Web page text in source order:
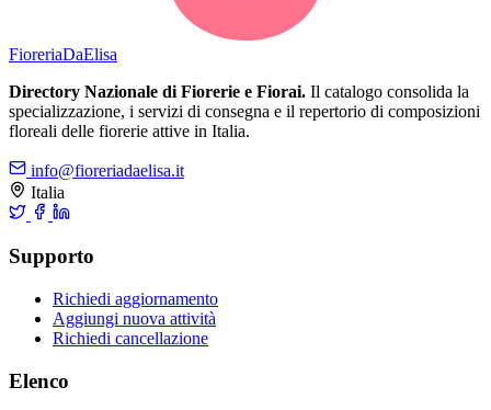
FioreriaDaElisa
Directory Nazionale di Fiorerie e Fiorai. Il catalogo consolida la
specializzazione, i servizi di consegna e il repertorio di composizioni
floreali delle fiorerie attive in Italia.
info@fioreriadaelisa.it
Italia
Supporto
Richiedi aggiornamento
Aggiungi nuova attività
Richiedi cancellazione
Elenco